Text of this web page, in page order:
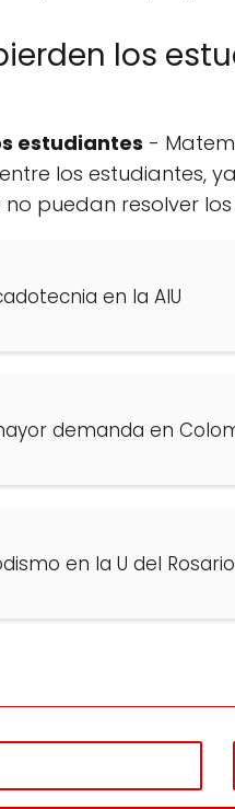
los
estudiantes -
los estudiantes,
puedan resolver los
en la AIU
demanda en
en la U del Rosario